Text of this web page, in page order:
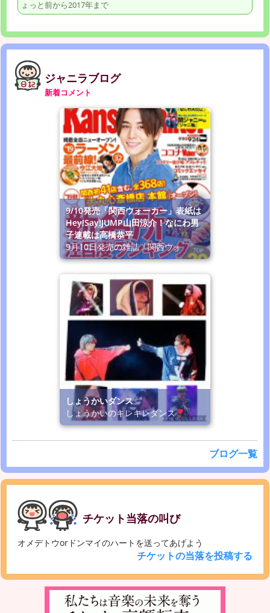
ょっと前から2017年まで
ジャニラブログ
新着コメント
9/10発売「関西ウォーカー」表紙は
Hey!Say!JUMP山田涼介！なにわ男
子連載は高橋恭平
9月10日発売の雑誌「関西ウォ
しょうかいダンス
しょうかいのキレキレダンス
ブログ一覧
チケット当落の叫び
オメデトウorドンマイのハートを送ってあげよう
チケットの当落を投稿する